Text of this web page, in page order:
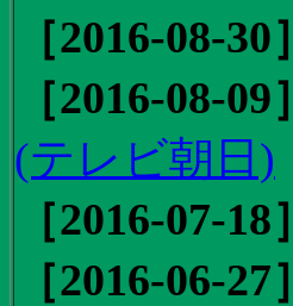
［2016-08-30］
［2016-08-09］
(テレビ朝日)
［2016-07-18］
［2016-06-27］